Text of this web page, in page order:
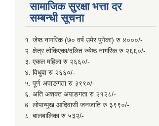
सामाजिक सुरक्षा भत्ता दर
सम्बन्धी सूचना
१. जेष्ठ नागरिक (७० वर्ष उमेर पुगेका) रु ४०००/-
२. क्षेत्र तोकिएका/दलित ज्येष्ठ नागरिक रु २६६०/-
३. एकल महिला रु २६६०/-
४. विधुवा रु २६६०/-
५. पूर्ण अपाङगता रु ३९९०/-
६. अति अशक्त अपाङगता रु २१२८/-
७. लोपान्मुख आदिवासी जनजाति रु ३९९०/-
८. बालबालिका रु ५३२/-